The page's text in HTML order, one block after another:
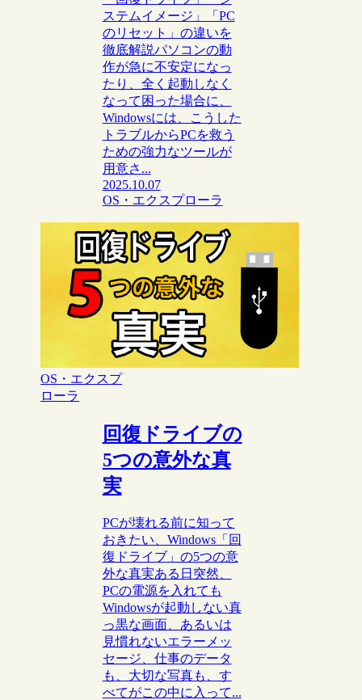
ステムイメージ」「PC
のリセット」の違いを
徹底解説パソコンの動
作が急に不安定になっ
たり、全く起動しなく
なって困った場合に、
Windowsには、こうした
トラブルからPCを救う
ための強力なツールが
用意さ...
2025.10.07
OS・エクスプローラ
OS・エクスプ
ローラ
回復ドライブの
5つの意外な真
実
PCが壊れる前に知って
おきたい、Windows「回
復ドライブ」の5つの意
外な真実ある日突然、
PCの電源を入れても
Windowsが起動しない真
っ黒な画面、あるいは
見慣れないエラーメッ
セージ、仕事のデータ
も、大切な写真も、す
べてがこの中に入って...